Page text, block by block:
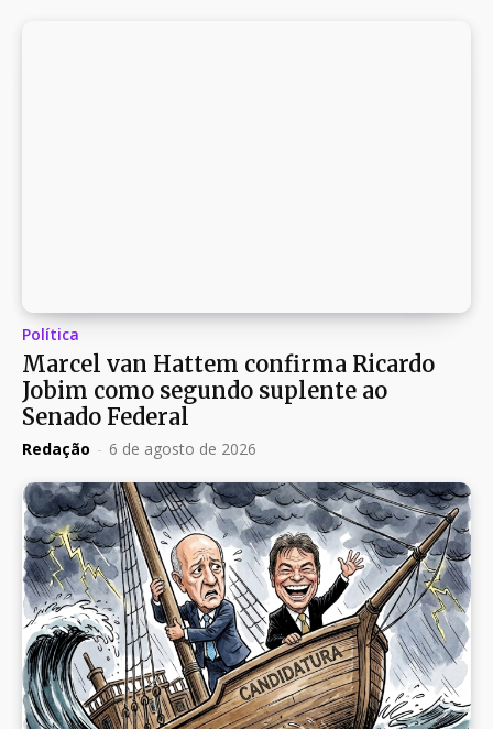
Política
Marcel van Hattem confirma Ricardo
Jobim como segundo suplente ao
Senado Federal
Redação - 6 de agosto de 2026